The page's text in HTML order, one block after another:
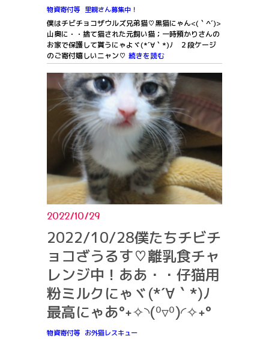
物資寄付等 里親さん募集中！
僕はチビチョコザウルズ兄弟猫♡黒猫にゃん<(｀^´)>
山奥に・・捨て猫された元飼い猫；一時預かりさんの
お家で保護して貰うにゃよヾ(*´∀｀*)ﾉ ２段ケージ
のご寄付嬉しいニャン♡ 続きを読む
2022/10/29
2022/10/28僕たちチビチ
ョコざうるす♡離乳食チャ
レンジ中！ああ・・仔猫用
粉ミルクにゃヾ(*´∀｀*)ﾉ
最高にゃあ°˖✧◝(⁰▿⁰)◜✧˖°
物資寄付等 お外猫レスキュー